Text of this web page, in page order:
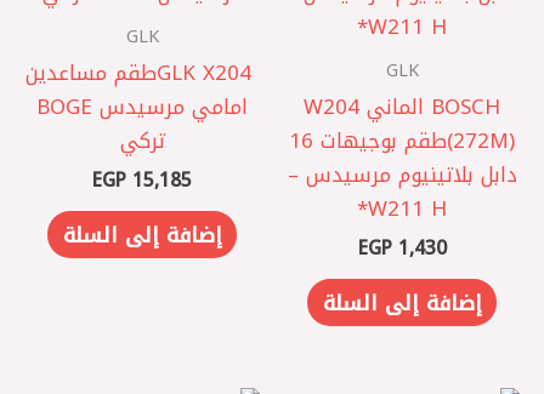
GLK
BOSCH الماني W204
(272M)طقم بوجيهات 16
دابل بلاتينيوم مرسيدس –
W211 H*
EGP1,430
إضافة إلى السلة
GLK
GLK X204 ‎طقم مساعدين
امامي مرسيدس BOGE
تركي
EGP 15,185
إضافة إلى السلة